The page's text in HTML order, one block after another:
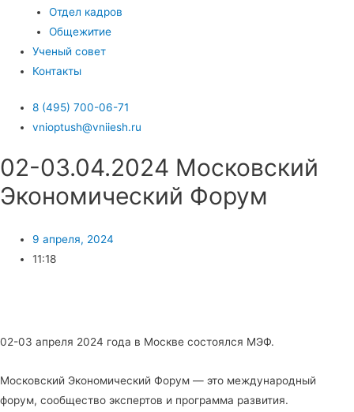
Отдел кадров
Общежитие
Ученый совет
Контакты
8 (495) 700-06-71
vnioptush@vniiesh.ru
02-03.04.2024 Московский
Экономический Форум
9 апреля, 2024
11:18
02-03 апреля 2024 года в Москве состоялся МЭФ.
Московский Экономический Форум — это международный
форум, сообщество экспертов и программа развития.